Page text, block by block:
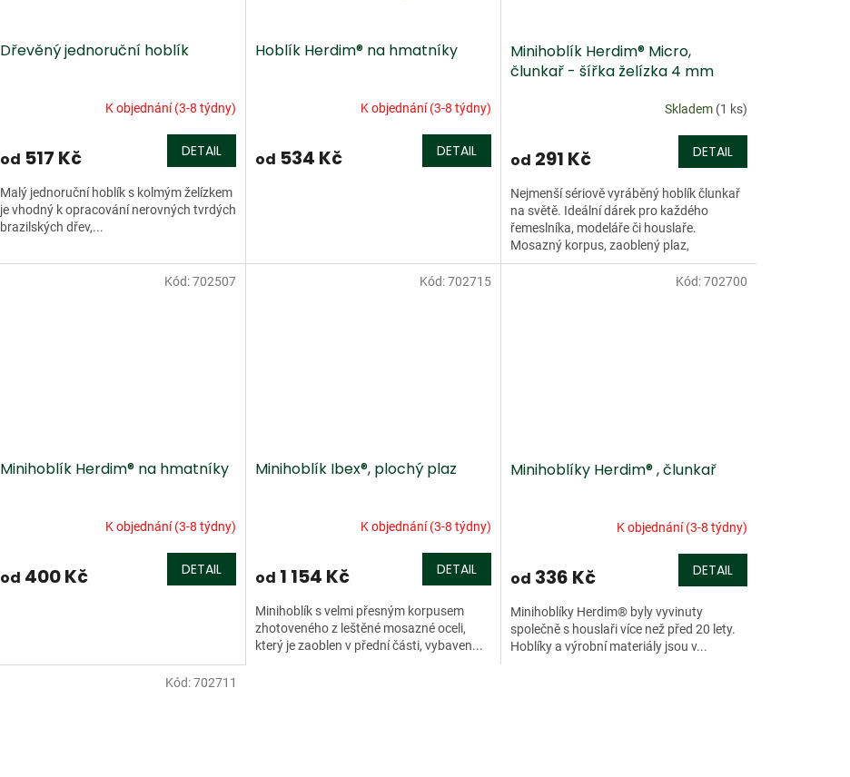
Dřevěný jednoruční hoblík
K objednání (3-8 týdny)
od 517 Kč DETAIL
Malý jednoruční hoblík s kolmým želízkem
je vhodný k opracování nerovných tvrdých
brazilských dřev,...
Hoblík Herdim® na hmatníky
K objednání (3-8 týdny)
od 534 Kč DETAIL
Minihoblík Herdim® Micro,
člunkař - šířka želízka 4 mm
Skladem (1 ks)
od 291 Kč DETAIL
Nejmenší sériově vyráběný hoblík člunkař
na světě. Ideální dárek pro každého
řemeslníka, modeláře či houslaře.
Mosazný korpus, zaoblený plaz,
palisandrový klínek (ebenové...
Minihoblík Herdim® na hmatníky
K objednání (3-8 týdny)
od 400 Kč DETAIL
Kód:702507
Minihoblík Ibex®, plochý plaz
K objednání (3-8 týdny)
od 1 154 Kč DETAIL
Minihoblík s velmi přesným korpusem
zhotoveného z leštěné mosazné oceli,
který je zaoblen v přední části, vybaven...
Kód:702715
Minihoblíky Herdim® , člunkař
K objednání (3-8 týdny)
od 336 Kč DETAIL
Minihoblíky Herdim® byly vyvinuty
společně s houslaři více než před 20 lety.
Hoblíky a výrobní materiály jsou v...
Kód:702700
Kód:702711